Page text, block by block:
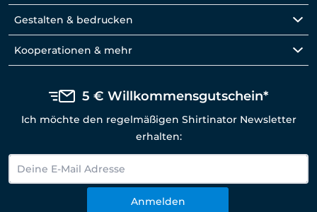
Gestalten & bedrucken
Kooperationen & mehr
5 € Willkommensgutschein*
Ich möchte den regelmäßigen Shirtinator Newsletter
erhalten:
Anmelden